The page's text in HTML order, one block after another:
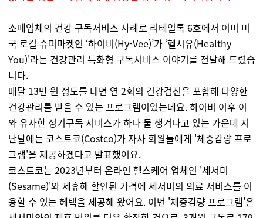
소매업체의 건강 구독서비스 사례로 리테일톡 6호에서 이미 미
국 로컬 슈퍼마켓인 ‘하이비(Hy-Vee)’가 ‘헬시유(Healthy
You)'라는 건강관리 특화형 구독서비스 이야기를 전달해 드렸습
니다.
매달 13만 원 정도를 내면 연 2회의 건강검진을 포함해 다양한
건강관리를 받을 수 있는 프로그램이었는데요. 하이비 이후 이
와 유사한 정기구독 서비스가 하나 둘 생겨나고 있는 가운데 지
난달에는 코스트코(Costco)가 자사 회원들에게 '체중감량 프로
그램'을 제공하겠다고 발표했어요.
코스트코는 2023년부터 온라인 헬스케어 업체인 '세서미
(Sesame)'와 제휴해 할인된 가격에 세서미의 의료 서비스를 이
용할 수 있는 혜택을 제공해 왔어요. 이번 '체중감량 프로그램'은